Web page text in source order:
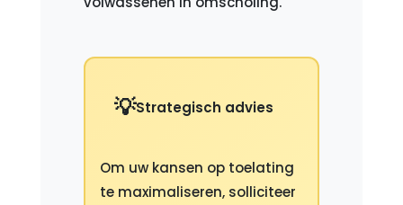
Strategisch advies
Om uw kansen op toelating
te maximaliseren, solliciteer